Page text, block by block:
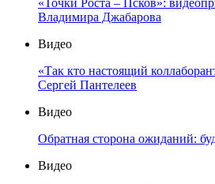
«Точки Роста – Псков»:
Владимира Джабарова
Видео
«Так кто настоящий
Сергей Пантелеев
Видео
Обратная сторона ожиданий:
Видео